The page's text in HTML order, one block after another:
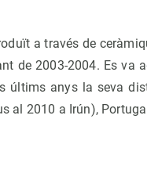
a través de
de 2003-2004. Es va
últims anys la seva
al 2010 a Irún),